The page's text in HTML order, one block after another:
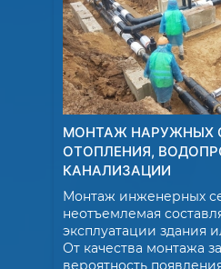
МОНТАЖ НАРУЖНЫХ
ОТОПЛЕНИЯ,
КАНАЛИЗАЦИИ
Монтаж инженерных
неотъемлемая
эксплуатации здания
От качества монтажа